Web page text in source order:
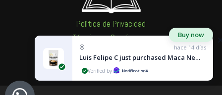
Política de Privacidad
Términos y Condiciones
Política de Cookies
hace 14 días
Luis Felipe C just purchased Maca Negra - 1 kg
by
Buy now